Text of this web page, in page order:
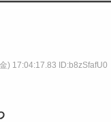
) 17:04:17.83 ID:b8zSfafU0